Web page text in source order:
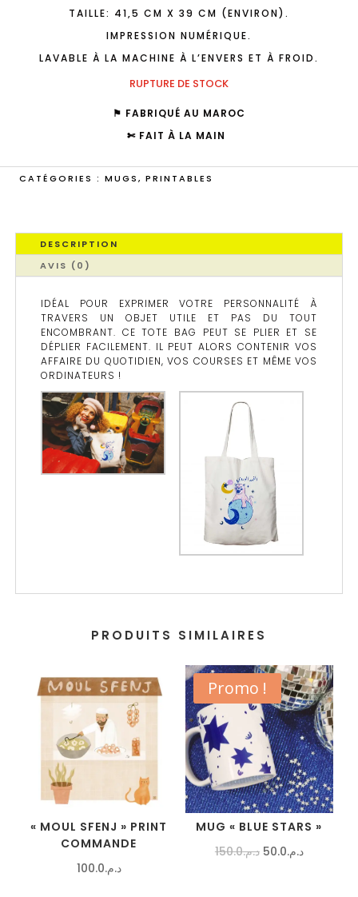
TAILLE: 41,5 CM X 39 CM (ENVIRON).
IMPRESSION NUMÉRIQUE.
LAVABLE À LA MACHINE À L’ENVERS ET À FROID.
RUPTURE DE STOCK
⚑ FABRIQUÉ AU MAROC
✄ FAIT À LA MAIN
CATÉGORIES : MUGS, PRINTABLES
DESCRIPTION
AVIS (0)
IDÉAL POUR EXPRIMER VOTRE PERSONNALITÉ À
TRAVERS UN OBJET UTILE ET PAS DU TOUT
ENCOMBRANT. CE TOTE BAG PEUT SE PLIER ET SE
DÉPLIER FACILEMENT. IL PEUT ALORS CONTENIR VOS
AFFAIRE DU QUOTIDIEN, VOS COURSES ET MÊME VOS
ORDINATEURS !
PRODUITS SIMILAIRES
« MOUL SFENJ » PRINT
COMMANDE
د.م.100.0
Promo !
MUG « BLUE STARS »
د.م.150.0
LE
د.م.50.0
LE